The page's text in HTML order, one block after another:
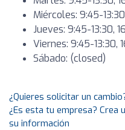
Miércoles: 9:45-
Jueves: 9:45-13:30,
Viernes: 9:45-13:30,
Sábado: (closed)
¿Quieres solicitar un
¿Es esta tu empresa?
su información